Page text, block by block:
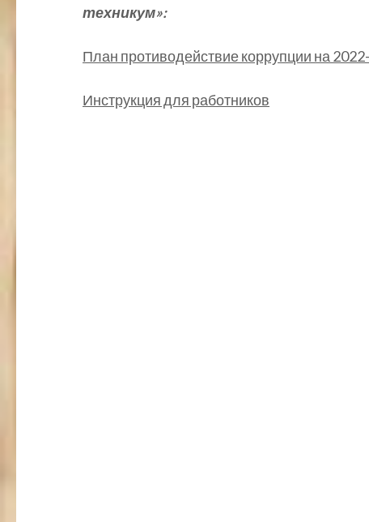
техникум»:
План противодействие коррупции на
Инструкция для работников